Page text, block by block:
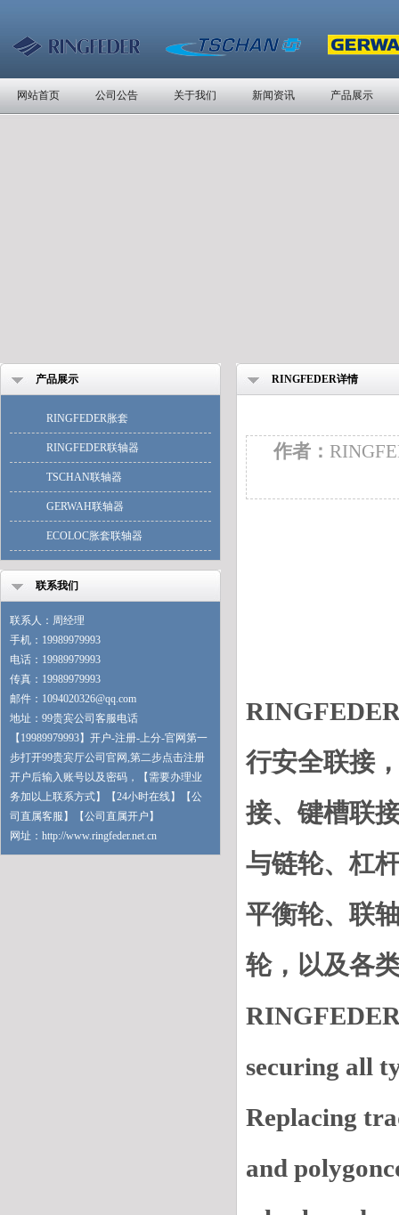
网站首页 公司公告 关于我们 新闻资讯 产品展示
产品展示
RINGFEDER胀套
RINGFEDER联轴器
TSCHAN联轴器
GERWAH联轴器
ECOLOC胀套联轴器
联系我们
联系人：周经理
手机：19989979993
电话：19989979993
传真：19989979993
邮件：1094020326@qq.com
地址：99贵宾公司客服电话
【19989979993】开户-注册-上分-官网第一
步打开99贵宾厅公司官网,第二步点击注册
开户后输入账号以及密码，【需要办理业
务加以上联系方式】【24小时在线】【公
司直属客服】【公司直属开户】
网址：http://www.ringfeder.net.cn
RINGFEDER详情
作者：
行安全联接
接、键槽联
与链轮、杠
平衡轮、联
轮，以及各
securing all
Replacing
and